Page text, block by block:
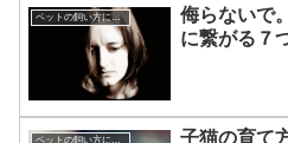
ペットの飼い方について☆
侮らないで
に繋がる７
ペットの飼い方について☆
子猫の育て